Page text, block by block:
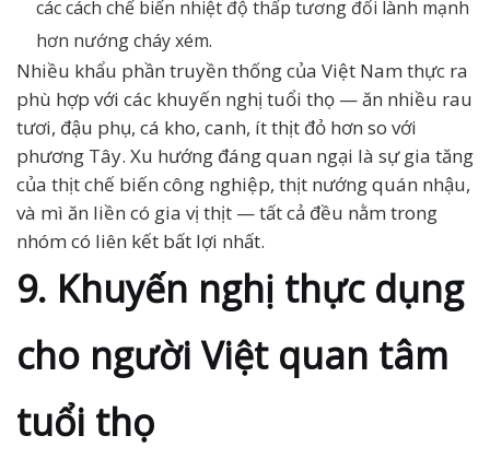
các cách chế biến nhiệt độ thấp tương đối lành mạnh
hơn nướng cháy xém.
Nhiều khẩu phần truyền thống của Việt Nam thực ra
phù hợp với các khuyến nghị tuổi thọ — ăn nhiều rau
tươi, đậu phụ, cá kho, canh, ít thịt đỏ hơn so với
phương Tây. Xu hướng đáng quan ngại là sự gia tăng
của thịt chế biến công nghiệp, thịt nướng quán nhậu,
và mì ăn liền có gia vị thịt — tất cả đều nằm trong
nhóm có liên kết bất lợi nhất.
9. Khuyến nghị thực dụng
cho người Việt quan tâm
tuổi thọ